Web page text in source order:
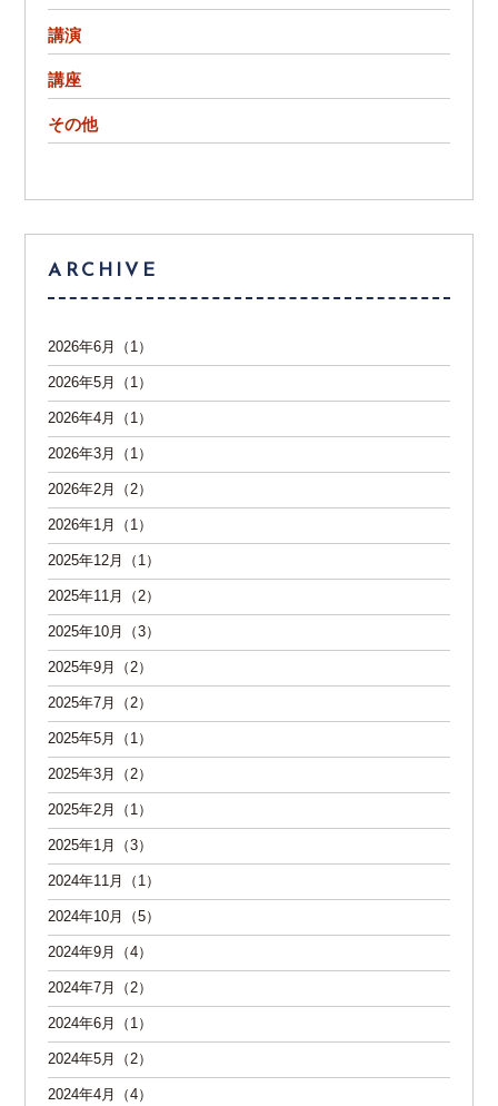
講演
講座
その他
ARCHIVE
2026年6月（1）
2026年5月（1）
2026年4月（1）
2026年3月（1）
2026年2月（2）
2026年1月（1）
2025年12月（1）
2025年11月（2）
2025年10月（3）
2025年9月（2）
2025年7月（2）
2025年5月（1）
2025年3月（2）
2025年2月（1）
2025年1月（3）
2024年11月（1）
2024年10月（5）
2024年9月（4）
2024年7月（2）
2024年6月（1）
2024年5月（2）
2024年4月（4）